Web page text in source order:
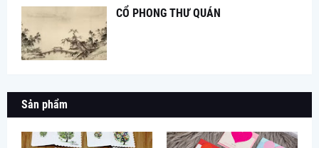
CỔ PHONG THƯ QUÁN
Sản phẩm